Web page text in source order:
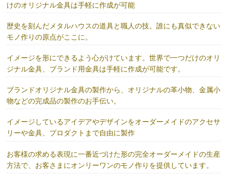
けのオリジナル金具は手軽に作成が可能
歴史を刻んだメタルハウスの道具と職人の技。誰にも真似できない
モノ作りの原点がここに。
イメージを形にできるよう心がけています。世界で一つだけのオリ
ジナル金具、ブランド用金具は手軽に作成が可能です。
ブランドオリジナル金具の製作から、オリジナルの革小物、金属小
物などの完成品の製作のお手伝い。
イメージしているアイデアやデザインをオーダーメイドのアクセサ
リーや金具、プロダクトまで自由に製作
お客様の求める表現に一番近づけた形の完全オーダーメイドの生産
方法で、お客さまにオンリーワンのモノ作りを提供しています。